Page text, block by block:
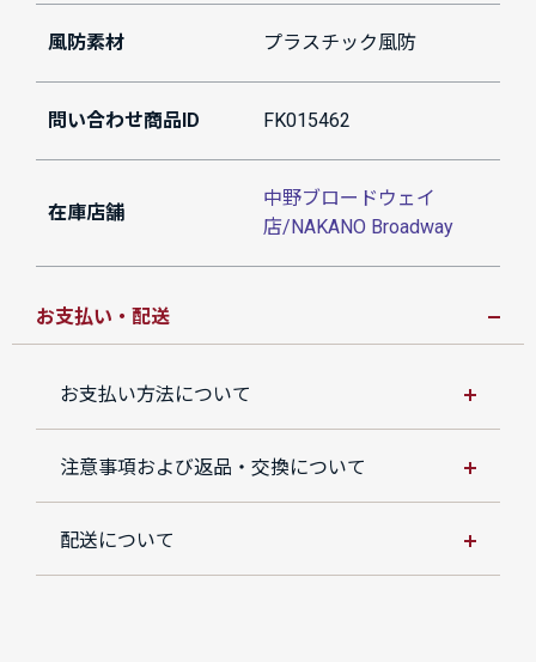
風防素材 プラスチック風防
問い合わせ商品ID FK015462
在庫店舗
中野ブロードウェイ
店/NAKANO Broadway
お支払い・配送
お支払い方法について
注意事項および返品・交換について
配送について